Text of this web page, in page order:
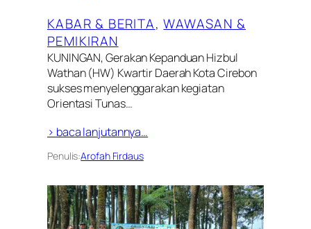
KABAR & BERITA, WAWASAN &
PEMIKIRAN
KUNINGAN, Gerakan Kepanduan Hizbul
Wathan (HW) Kwartir Daerah Kota Cirebon
sukses menyelenggarakan kegiatan
Orientasi Tunas…
> baca lanjutannya…
Penulis:Arofah Firdaus